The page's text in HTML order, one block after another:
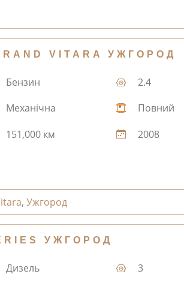
VITARA УЖГОРОД
Бензин
2.4
Механічна
Повний
151,000 км
2008
,Ужгород
УЖГОРОД
Дизель
3